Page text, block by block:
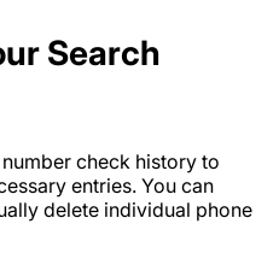
Search
check history to
entries. You can
delete individual phone